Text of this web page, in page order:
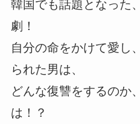
韓国でも話題となった
劇！
自分の命をかけて愛し
られた男は、
どんな復讐をするのか
は！？